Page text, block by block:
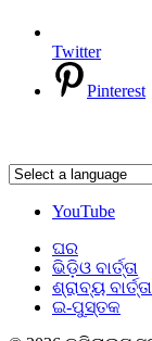
Twitter
Pinterest
YouTube
ଘର
ଭିଡ଼ିଓ ବାର୍ତ୍ତା
ଶ୍ରାବ୍ୟ ବାର୍ତ୍ତା
ଇ-ପୁସ୍ତକ